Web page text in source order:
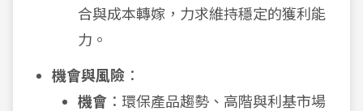
合與成本轉嫁，力求維持穩定的獲利能
力。
機會與風險 ：
機會 ：環保產品趨勢、高階與利基市場